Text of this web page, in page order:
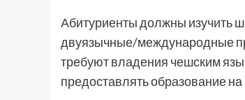
Абитуриенты должны изучить
двуязычные/международные
требуют владения чешским
предоставлять образование